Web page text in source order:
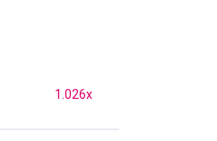
1.026x